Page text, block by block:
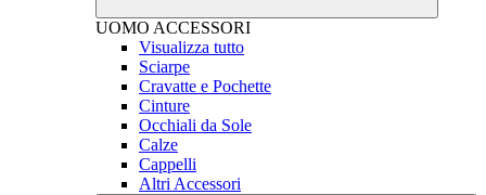
UOMO ACCESSORI
Visualizza tutto
Sciarpe
Cravatte e Pochette
Cinture
Occhiali da Sole
Calze
Cappelli
Altri Accessori